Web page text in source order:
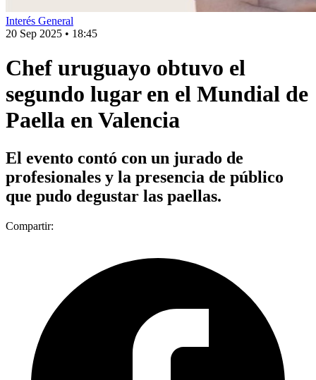
Interés General
20 Sep 2025 • 18:45
Chef uruguayo obtuvo el
segundo lugar en el Mundial de
Paella en Valencia
El evento contó con un jurado de
profesionales y la presencia de público
que pudo degustar las paellas.
Compartir: